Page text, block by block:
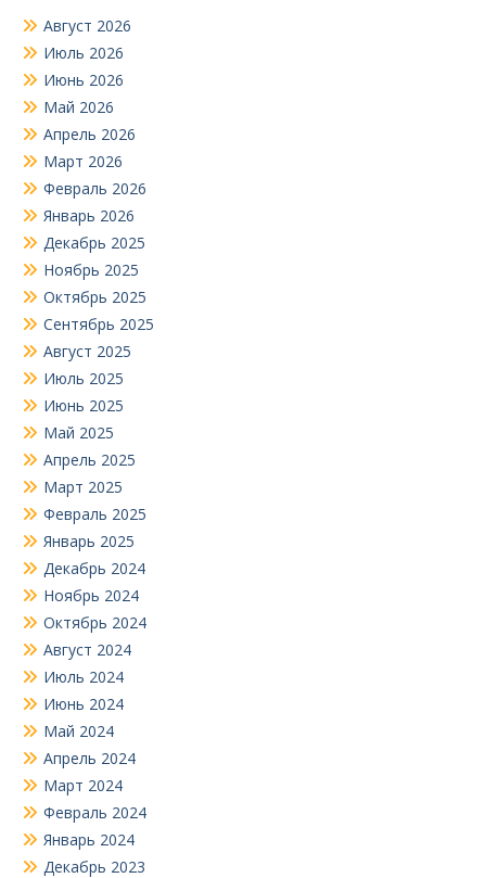
Август 2026
Июль 2026
Июнь 2026
Май 2026
Апрель 2026
Март 2026
Февраль 2026
Январь 2026
Декабрь 2025
Ноябрь 2025
Октябрь 2025
Сентябрь 2025
Август 2025
Июль 2025
Июнь 2025
Май 2025
Апрель 2025
Март 2025
Февраль 2025
Январь 2025
Декабрь 2024
Ноябрь 2024
Октябрь 2024
Август 2024
Июль 2024
Июнь 2024
Май 2024
Апрель 2024
Март 2024
Февраль 2024
Январь 2024
Декабрь 2023